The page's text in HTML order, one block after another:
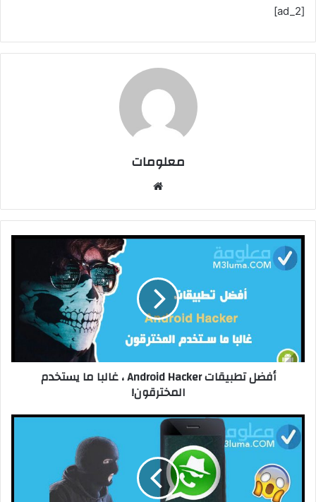
[ad_2]
معلومات
ق
ع
و
ب
أفضل تطبيقات Android Hacker ، غالبا ما يستخدم
المخترقون!